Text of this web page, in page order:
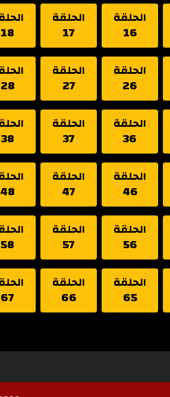
الحلقة
16
الحلقة
17
18
الحلقة
26
الحلقة
27
28
الحلقة
36
الحلقة
37
38
الحلقة
46
الحلقة
47
48
الحلقة
56
الحلقة
57
58
الحلقة
65
الحلقة
66
67